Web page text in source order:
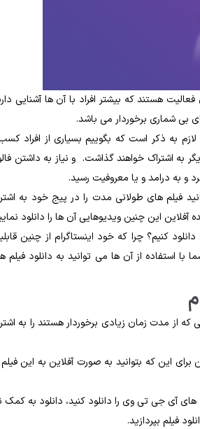
هستند که بیشتر افراد با آن‌ ها آشنایی
بی ‌شماری برخوردار می باشد.
به ذکر است که بگوییم بسیاری از افراد
به اشتراک خواهند گذاشت. و نیاز به داشتن
و به درامد و یا معروفیت رسید.
فیلم‌ های طولانی ‌مدت را در پیج خود به
آفلاین این ‌چنین ویدیوهایی آن‌ ها را دانلود
کنیم؟ چرا که خود اینستاگرام از چنین
استفاده از آن‌ ها می ‌توانید به دانلود فیلم‌
که از مدت ‌زمان زیادی برخوردار هستند را به
این‌ که بتوانید به ‌صورت آفلاین به این
آی جی تی ‌وی را دانلود کنید، دانلود به کمک
فیلم بپردازید.